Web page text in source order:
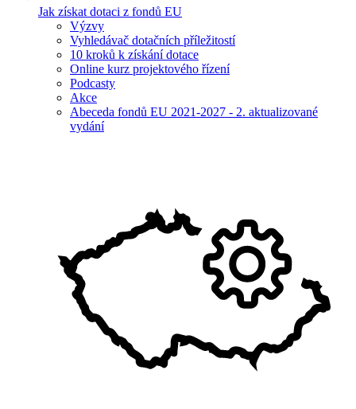
Jak získat dotaci z fondů EU
Výzvy
Vyhledávač dotačních příležitostí
10 kroků k získání dotace
Online kurz projektového řízení
Podcasty
Akce
Abeceda fondů EU 2021-2027 - 2. aktualizované
vydání